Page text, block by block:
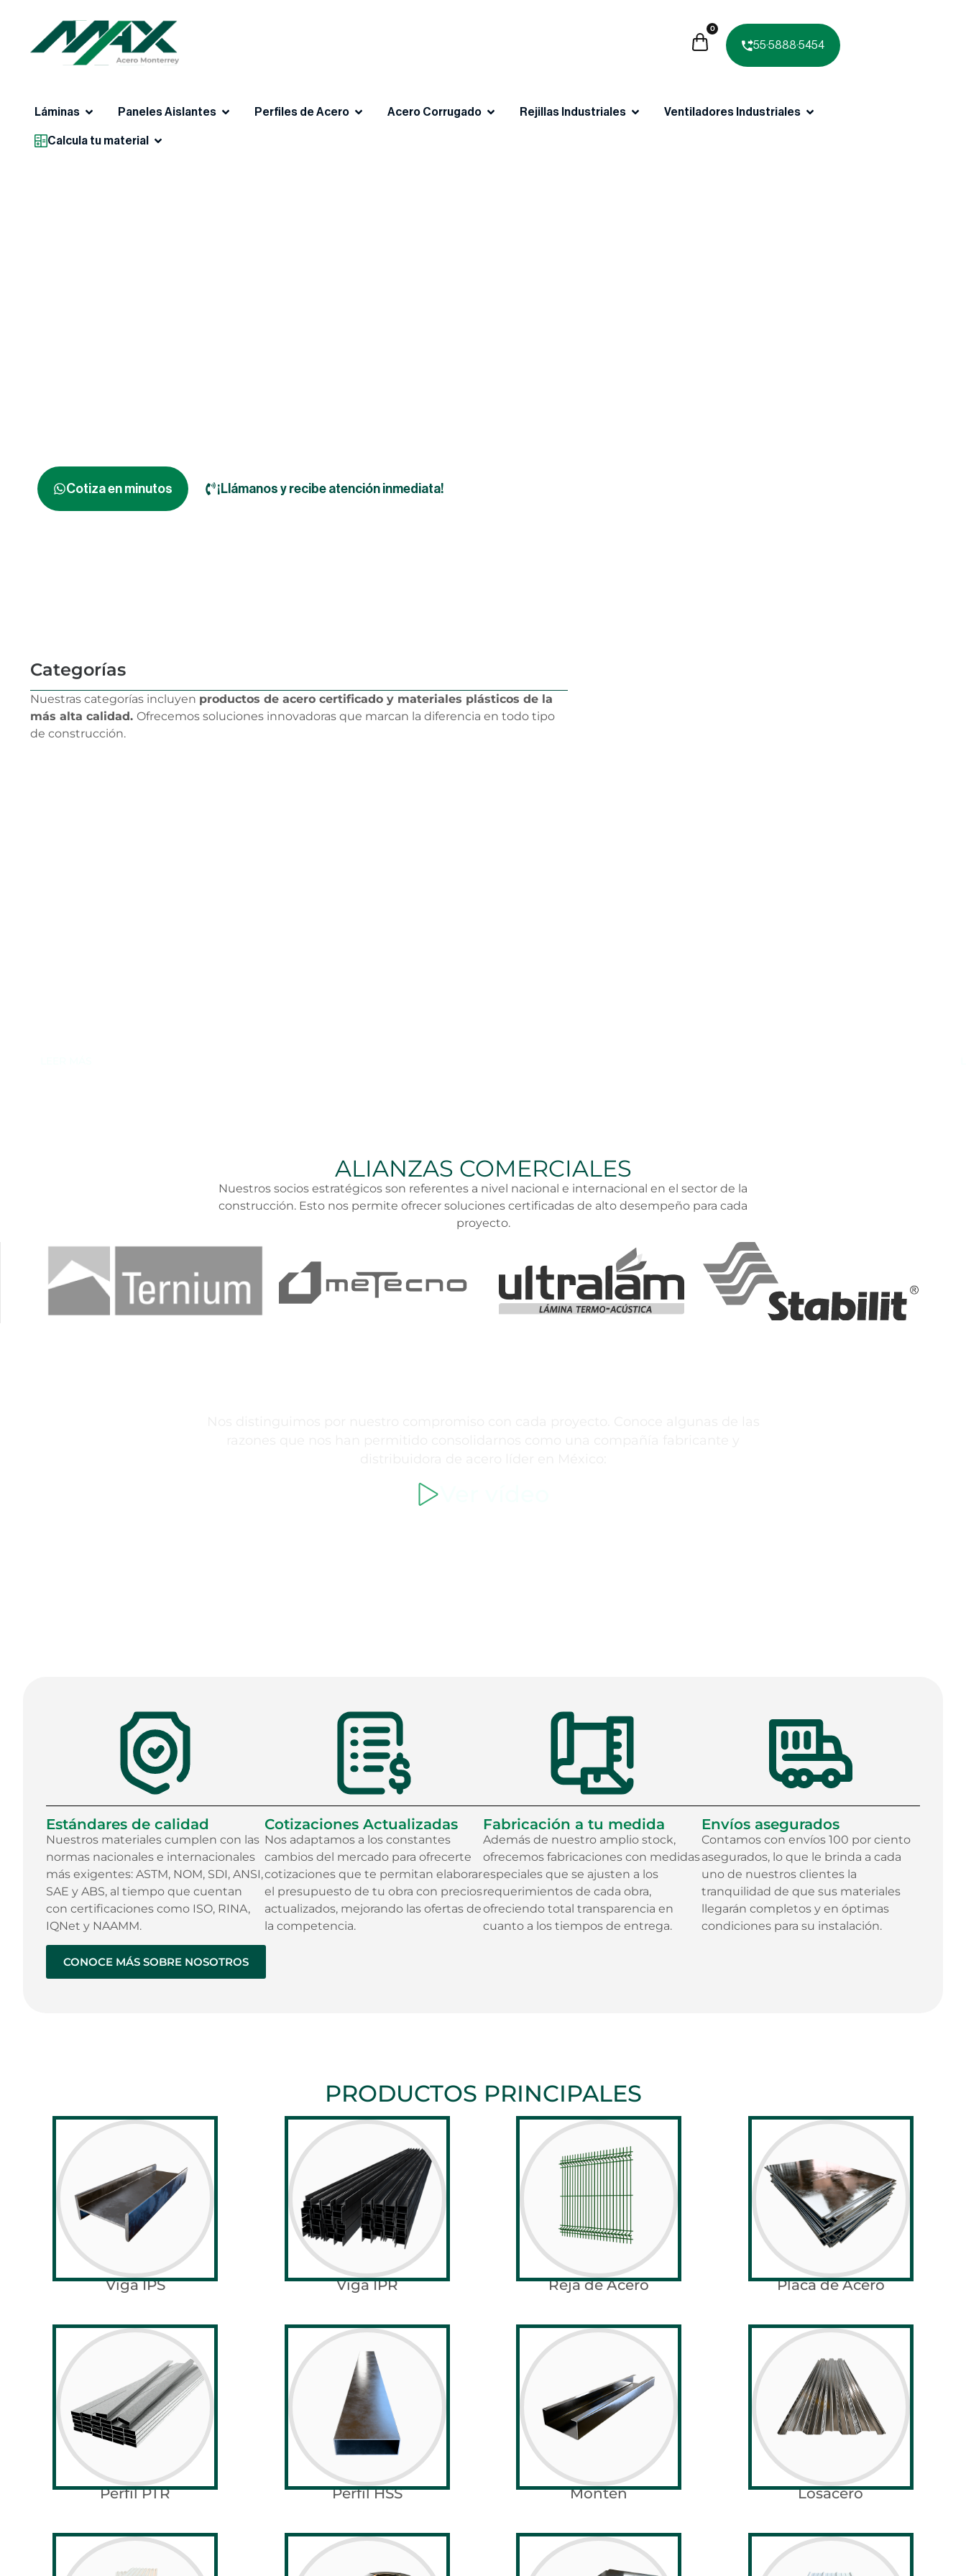
0
55·5888·5454
Láminas Paneles Aislantes Perfiles de Acero Acero Corrugado Rejillas Industriales Ventiladores Industriales
Calcula tu material
Cotiza en minutos ¡Llámanos y recibe atención inmediata!
Categorías
Nuestras categorías incluyen productos de acero certificado y materiales plásticos de la
más alta calidad. Ofrecemos soluciones innovadoras que marcan la diferencia en todo tipo
de construcción.
ALIANZAS COMERCIALES
Nuestros socios estratégicos son referentes a nivel nacional e internacional en el sector de la
construcción. Esto nos permite ofrecer soluciones certificadas de alto desempeño para cada
proyecto.
Estándares de calidad
Nuestros materiales cumplen con las
normas nacionales e internacionales
más exigentes: ASTM, NOM, SDI, ANSI,
SAE y ABS, al tiempo que cuentan
con certificaciones como ISO, RINA,
IQNet y NAAMM.
Cotizaciones Actualizadas
Nos adaptamos a los constantes
cambios del mercado para ofrecerte
cotizaciones que te permitan elaborar
el presupuesto de tu obra con precios
actualizados, mejorando las ofertas de
la competencia.
Fabricación a tu medida
Además de nuestro amplio stock,
ofrecemos fabricaciones con medidas
especiales que se ajusten a los
requerimientos de cada obra,
ofreciendo total transparencia en
cuanto a los tiempos de entrega.
Envíos asegurados
Contamos con envíos 100 por ciento
asegurados, lo que le brinda a cada
uno de nuestros clientes la
tranquilidad de que sus materiales
llegarán completos y en óptimas
condiciones para su instalación.
CONOCE MÁS SOBRE NOSOTROS
PRODUCTOS PRINCIPALES
Viga IPS Viga IPR Reja de Acero Placa de Acero
Perfil PTR Perfil HSS Monten Losacero